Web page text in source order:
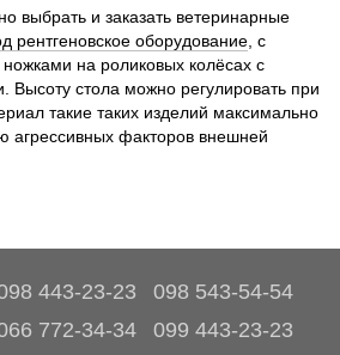
выбрать и заказать ветеринарные
рентгеновское оборудование , с
на роликовых колёсах с
Высоту стола можно регулировать при
такие таких изделий максимально
агрессивных факторов внешней
443-23-23
098 543-54-54
772-34-34
099 443-23-23